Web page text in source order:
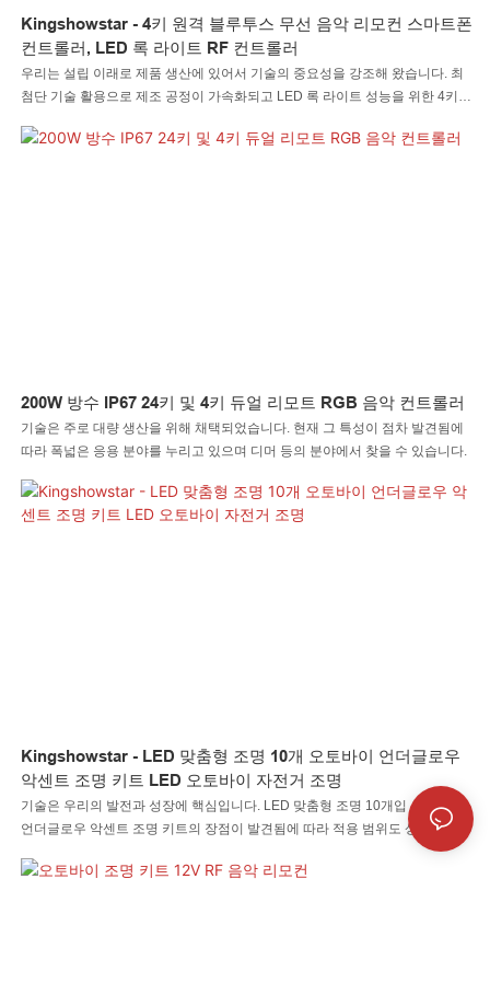
Kingshowstar - 4키 원격 블루투스 무선 음악 리모컨 스마트폰
컨트롤러, LED 록 라이트 RF 컨트롤러
우리는 설립 이래로 제품 생산에 있어서 기술의 중요성을 강조해 왔습니다. 최
첨단 기술 활용으로 제조 공정이 가속화되고 LED 록 라이트 성능을 위한 4키
습니다. 현재 이 제품은 일반적으로 오토바이 조명 시스템 분야에서 사용됩니
200W 방수 IP67 24키 및 4키 듀얼 리모트 RGB 음악 컨트롤러
기술은 주로 대량 생산을 위해 채택되었습니다. 현재 그 특성이 점차 발견됨에
따라 폭넓은 응용 분야를 누리고 있으며 디머 등의 분야에서 찾을 수 있습니다.
Kingshowstar - LED 맞춤형 조명 10개 오토바이 언더글로우
악센트 조명 키트 LED 오토바이 자전거 조명
기술은 우리의 발전과 성장에 핵심입니다. LED 맞춤형 조명 10개입 오토바이
언더글로우 악센트 조명 키트의 장점이 발견됨에 따라 적용 범위도 상당히 확